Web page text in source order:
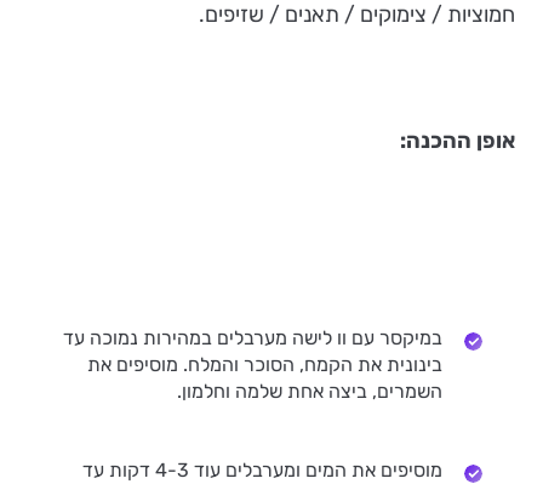
חמוציות / צימוקים / תאנים / שזיפים.
אופן ההכנה:
במיקסר עם וו לישה מערבלים במהירות נמוכה עד
בינונית את הקמח, הסוכר והמלח. מוסיפים את
השמרים, ביצה אחת שלמה וחלמון.
מוסיפים את המים ומערבלים עוד 4-3 דקות עד